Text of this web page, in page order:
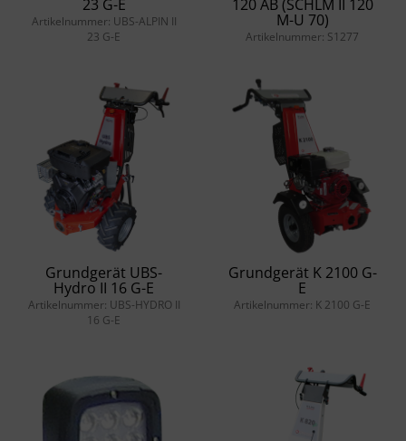
23 G-E
Artikelnummer: UBS-ALPIN II
23 G-E
120 AB (SCHLM II 120
M-U 70)
Artikelnummer: S1277
Grundgerät UBS-
Hydro II 16 G-E
Artikelnummer: UBS-HYDRO II
16 G-E
Grundgerät K 2100 G-
E
Artikelnummer: K 2100 G-E